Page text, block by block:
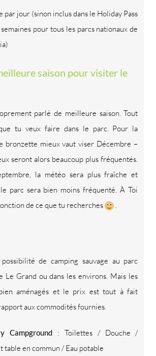
par jour (sinon inclus dans le Holiday Pass
pour tous les parcs nationaux de
saison pour visiter le
parlé de meilleure saison. Tout
tu veux faire dans le parc. Pour la
bronzette mieux vaut viser Décembre –
seront alors beaucoup plus fréquentés.
la météo sera plus fraîche et
parc sera bien moins fréquenté. À Toi
de ce que tu recherches
.
de camping sauvage au parc
Le Grand ou dans les environs. Mais les
aménagés et le prix est tout à fait
aux commodités fournies.
Campground : Toilettes / Douche /
table en commun / Eau potable